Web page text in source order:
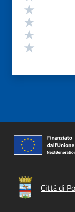
Città di